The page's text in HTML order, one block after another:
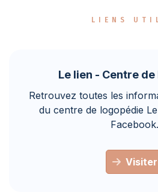
LIENS
Le lien - Centre
Retrouvez toutes les
du centre de logopédie
Facebook.
Visiter